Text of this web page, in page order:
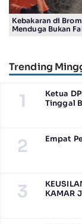
Kebakaran di
Menduga Bukan
Trending
1
Ketua
Tinggal
2 Empat
3
KAMAR